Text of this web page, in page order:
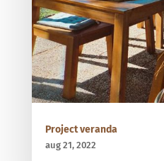
Project veranda
aug 21, 2022